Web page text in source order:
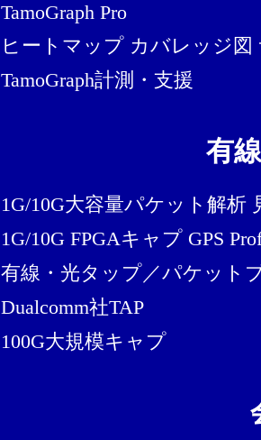
TamoGraph Pro
ヒートマップ カバレッジ
TamoGraph計測・支援
有
1G/10G大容量パケット解析
1G/10G FPGAキャプ GPS
有線・光タップ／パケット
Dualcomm社TAP
100G大規模キャプ